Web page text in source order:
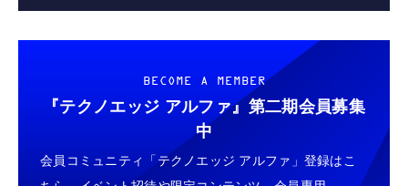
BECOME A MEMBER
『テクノエッジ アルファ』 第二期会員募集
中
会員コミュニティ「テクノエッジ アルファ」登録はこ